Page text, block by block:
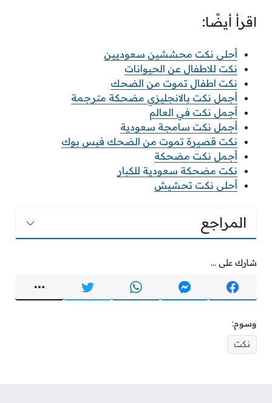
اقرأ أيضًا:
أحلى نكت محششين سعوديين
نكت للاطفال عن الحيوانات
نكت اطفال تموت من الضحك
أجمل نكت بالانجليزي مضحكة مترجمة
أجمل نكت في العالم
أجمل نكت سامجة سعودية
نكت قصيرة تموت من الضحك فيس بوك
أجمل نكت مضحكة
نكت مضحكة سعودية للكبار
أحلى نكت تحشيش
المراجع
شارك على ...
وسوم:
نكت